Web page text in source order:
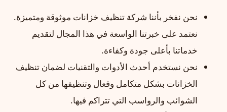
نحن نفخر بأننا شركة تنظيف خزانات موثوقة ومتميزة.
نعتمد على خبرتنا الواسعة في هذا المجال لتقديم
خدماتنا بأعلى جودة وكفاءة.
نحن نستخدم أحدث الأدوات والتقنيات لضمان تنظيف
الخزانات بشكل متكامل وفعال وتنظيفها من كل
الشوائب والرواسب التي تتراكم فيها.